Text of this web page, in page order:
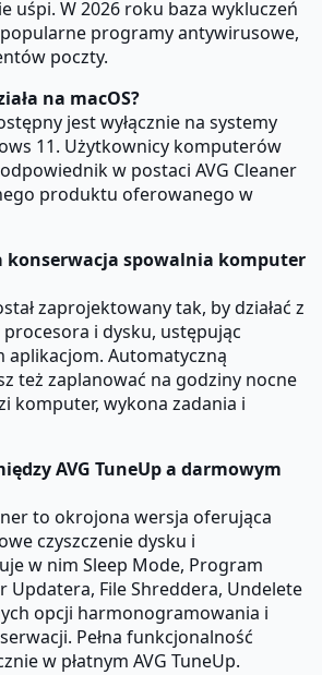
uśpi. W 2026 roku baza wykluczeń
programy antywirusowe,
poczty.
na macOS?
jest wyłącznie na systemy
11. Użytkownicy komputerów
w postaci AVG Cleaner
produktu oferowanego w
konserwacja spowalnia komputer
zaprojektowany tak, by działać z
i dysku, ustępując
aplikacjom. Automatyczną
też zaplanować na godziny nocne
komputer, wykona zadania i
AVG TuneUp a darmowym
to okrojona wersja oferująca
czyszczenie dysku i
w nim Sleep Mode, Program
Updatera, File Shreddera, Undelete
opcji harmonogramowania i
Pełna funkcjonalność
w płatnym AVG TuneUp.